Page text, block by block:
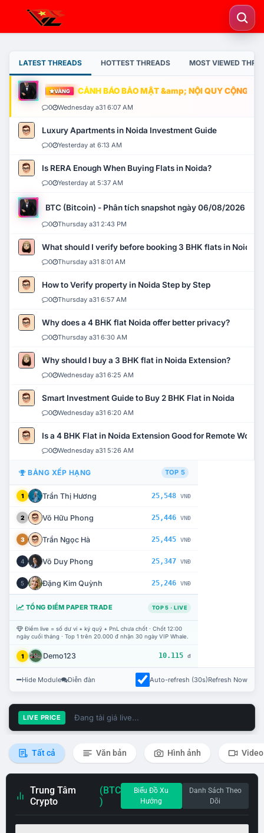
LATEST THREADS HOTTEST THREADS MOST VIEWED
VÀNG CẢNH BÁO BẢO MẬT &amp; NỘI QUY CỘNG
0 Wednesday a31 6:07 AM
Luxury Apartments in Noida Investment Guide
0 Yesterday at 6:13 AM
Is RERA Enough When Buying Flats in Noida?
0 Yesterday at 5:37 AM
BTC (Bitcoin) - Phân tích snapshot ngày 06/08/2026
0 Thursday a31 2:43 PM
What should I verify before booking 3 BHK flats in Noida?
0 Thursday a31 8:01 AM
How to Verify property in Noida Step by Step
0 Thursday a31 6:57 AM
Why does a 4 BHK flat Noida offer better privacy?
0 Thursday a31 6:30 AM
Why should I buy a 3 BHK flat in Noida Extension?
0 Wednesday a31 6:25 AM
Smart Investment Guide to Buy 2 BHK Flat in Noida
0 Wednesday a31 6:20 AM
Is a 4 BHK Flat in Noida Extension Good for Remote Work?
0 Wednesday a31 5:26 AM
BẢNG XẾP HẠNG TOP 5
1 Trần Thị Hương 25,548 VNĐ
2 Võ Hữu Phong 25,446 VNĐ
3 Trần Ngọc Hà 25,445 VNĐ
4 Võ Duy Phong 25,347 VNĐ
5 Đặng Kim Quỳnh 25,246 VNĐ
TỔNG ĐIỂM PAPER TRADE TOP 5 · LIVE
Điểm live = số dư ví + ký quỹ + PnL chưa chốt · Chốt 12:00
ngày cuối tháng · Top 1 trên 20.000 đ nhận 30 ngày VIP Whale.
1 Demo123 10.115 đ
Hide Module Diễn đàn Auto-refresh (30s)Refresh Now
LIVE PRICE Đang tải giá live...
Tất cả Văn bản Hình ảnh Video
Trung Tâm
Crypto
(BTC
)
Biểu Đồ Xu
Hướng
Danh Sách Theo
Dõi